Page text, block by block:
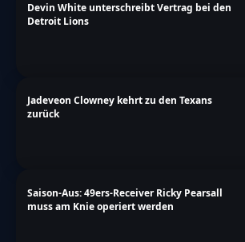
Devin White unterschreibt Vertrag bei den
Detroit Lions
Jadeveon Clowney kehrt zu den Texans
zurück
Saison-Aus: 49ers-Receiver Ricky Pearsall
muss am Knie operiert werden